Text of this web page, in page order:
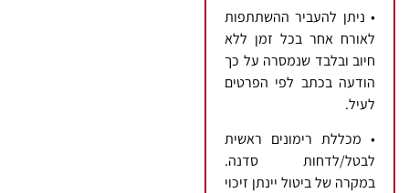
• ניתן להעביר ההשתתפות
לאורח אחר בכל זמן ללא
חיוב ובלבד שנמסרה על כך
הודעה בכתב לפי הפרטים
לעיל.
• מכללת רימונים ראשית
לבטל/לדחות סדנה.
במקרה של ביטול יינתן זיכוי